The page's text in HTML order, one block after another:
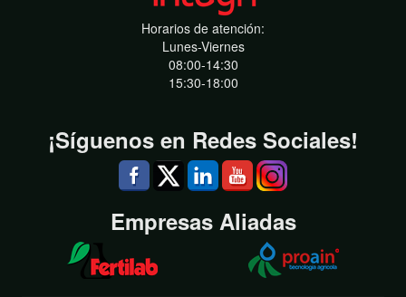
Horarios de atención:
Lunes-Viernes
08:00-14:30
15:30-18:00
¡Síguenos en Redes Sociales!
Empresas Aliadas